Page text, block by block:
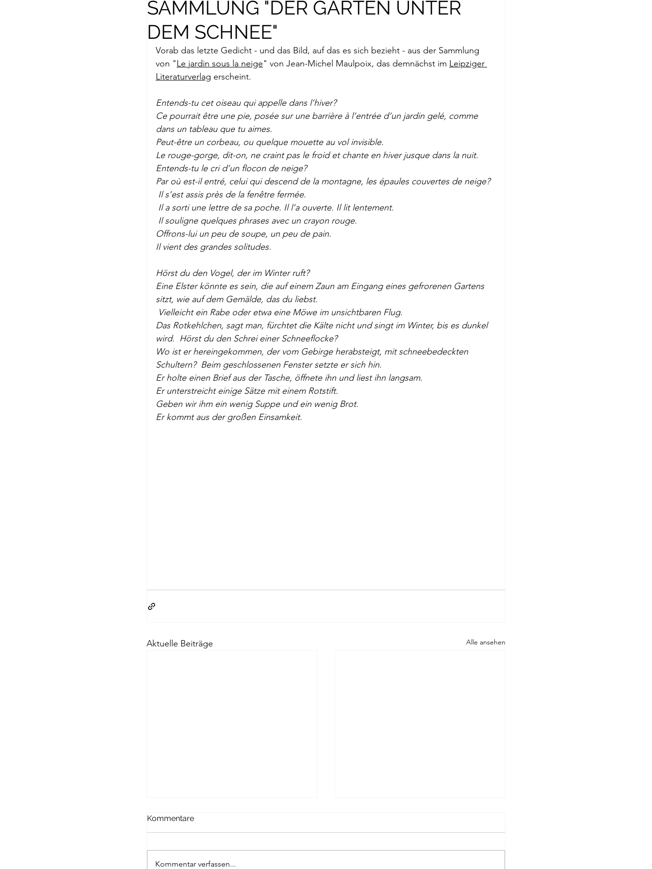
Briefe a. j. Marokkaner Die rote Schwalbe Dolmetschen Die Piroge
Descartes Dominique Fernandez Driss Chraibi Edition Bernest
Jean-Michel Maulpoix Jean-Baptiste Para
Johann Joachim Winckelmann Gemma Salem
Lächeln meiner Mutter Gilbert & Georges Leipziger Literaturverlag
Passagen Verlag Pierre Bergounioux
SAMMLUNG "DER GARTEN UNTER
DEM SCHNEE"
Vorab das letzte Gedicht - und das Bild, auf das es sich bezieht - aus der Sammlung
von "Le jardin sous la neige" von Jean-Michel Maulpoix, das demnächst im Leipziger
Literaturverlag erscheint.
Entends-tu cet oiseau qui appelle dans l’hiver?
Ce pourrait être une pie, posée sur une barrière à l’entrée d’un jardin gelé, comme
dans un tableau que tu aimes.
Peut-être un corbeau, ou quelque mouette au vol invisible.
Le rouge-gorge, dit-on, ne craint pas le froid et chante en hiver jusque dans la nuit.
Entends-tu le cri d’un flocon de neige?
Par où est-il entré, celui qui descend de la montagne, les épaules couvertes de neige?
Il s’est assis près de la fenêtre fermée.
Il a sorti une lettre de sa poche. Il l’a ouverte. Il lit lentement.
Il souligne quelques phrases avec un crayon rouge.
Offrons-lui un peu de soupe, un peu de pain.
Il vient des grandes solitudes.
Hörst du den Vogel, der im Winter ruft?
Eine Elster könnte es sein, die auf einem Zaun am Eingang eines gefrorenen Gartens
sitzt, wie auf dem Gemälde, das du liebst.
Vielleicht ein Rabe oder etwa eine Möwe im unsichtbaren Flug.
Das Rotkehlchen, sagt man, fürchtet die Kälte nicht und singt im Winter, bis es dunkel
wird.  Hörst du den Schrei einer Schneeflocke?
Wo ist er hereingekommen, der vom Gebirge herabsteigt, mit schneebedeckten
Schultern?  Beim geschlossenen Fenster setzte er sich hin.
Er holte einen Brief aus der Tasche, öffnete ihn und liest ihn langsam.
Er unterstreicht einige Sätze mit einem Rotstift.
Geben wir ihm ein wenig Suppe und ein wenig Brot.
Er kommt aus der großen Einsamkeit.
Aktuelle Beiträge Alle ansehen
Kommentare
Kommentar verfassen...